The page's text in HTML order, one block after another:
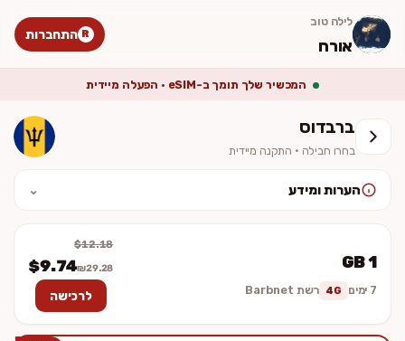
לילה טוב
אורח
R התחברות
המכשיר שלך תומך ב-eSIM · הפעלה מיידית
ברבדוס
בחרו חבילה · התקנה מיידית
הערות ומידע ⌄
1 GB
7 ימים 4G רשת Barbnet
$12.18
$9.74₪29.28
לרכישה